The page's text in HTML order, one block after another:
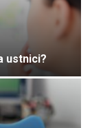
ustnici?